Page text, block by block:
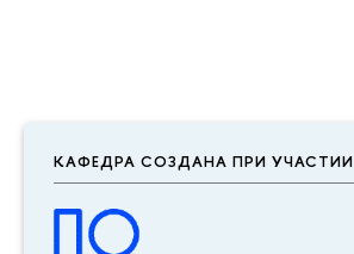
КАФЕДРА СОЗДАНА ПРИ УЧАСТИИ